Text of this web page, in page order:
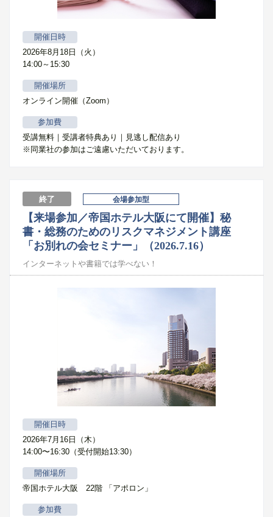
開催日時
2026年8月18日（火）
14:00～15:30
開催場所
オンライン開催（Zoom）
参加費
受講無料｜受講者特典あり｜見逃し配信あり
※同業社の参加はご遠慮いただいております。
終了 会場参加型
【来場参加／帝国ホテル大阪にて開催】秘
書・総務のためのリスクマネジメント講座
「お別れの会セミナー」（2026.7.16）
インターネットや書籍では学べない！
開催日時
2026年7月16日（木）
14:00〜16:30（受付開始13:30）
開催場所
帝国ホテル大阪 22階 「アポロン」
参加費